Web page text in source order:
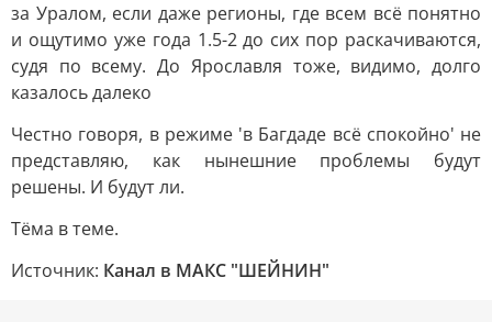
за Уралом, если даже регионы, где всем всё понятно
и ощутимо уже года 1.5-2 до сих пор раскачиваются,
судя по всему. До Ярославля тоже, видимо, долго
казалось далеко
Честно говоря, в режиме 'в Багдаде всё спокойно' не
представляю, как нынешние проблемы будут
решены. И будут ли.
Тёма в теме.
Источник: Канал в МАКС "ШЕЙНИН"